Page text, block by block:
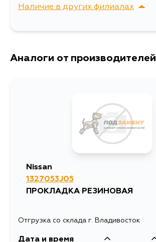
Наличие в других филиалах
г. Владивосток,
Аналоги от производителей
Nissan
1327053J05
ПРОКЛАДКА РЕЗИНОВАЯ
Отгрузка со склада г. Владивосток
Дата и время